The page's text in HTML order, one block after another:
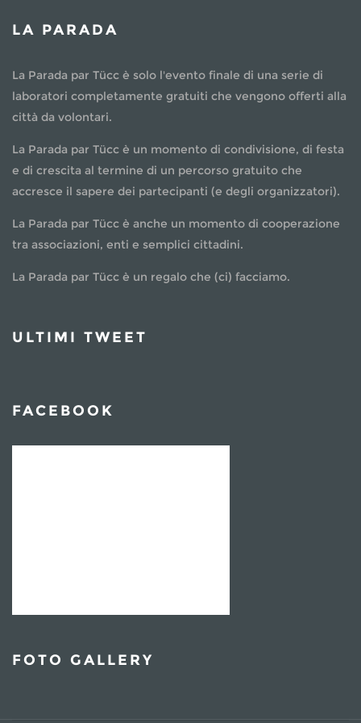
LA PARADA
La Parada par Tücc è solo l'evento finale di una serie di
laboratori completamente gratuiti che vengono offerti alla
città da volontari.
La Parada par Tücc è un momento di condivisione, di festa
e di crescita al termine di un percorso gratuito che
accresce il sapere dei partecipanti (e degli organizzatori).
La Parada par Tücc è anche un momento di cooperazione
tra associazioni, enti e semplici cittadini.
La Parada par Tücc è un regalo che (ci) facciamo.
ULTIMI TWEET
FACEBOOK
FOTO GALLERY